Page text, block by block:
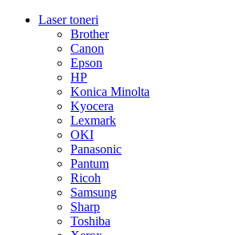
Laser toneri
Brother
Canon
Epson
HP
Konica Minolta
Kyocera
Lexmark
OKI
Panasonic
Pantum
Ricoh
Samsung
Sharp
Toshiba